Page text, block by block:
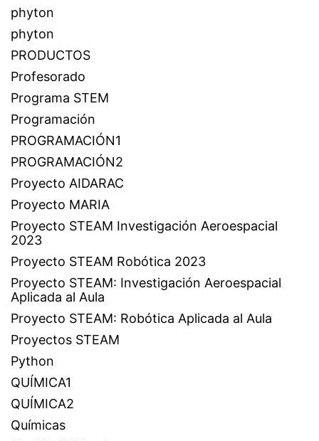
phyton
phyton
PRODUCTOS
Profesorado
Programa STEM
Programación
PROGRAMACIÓN1
PROGRAMACIÓN2
Proyecto AIDARAC
Proyecto MARIA
Proyecto STEAM Investigación Aeroespacial
2023
Proyecto STEAM Robótica 2023
Proyecto STEAM: Investigación Aeroespacial
Aplicada al Aula
Proyecto STEAM: Robótica Aplicada al Aula
Proyectos STEAM
Python
QUÍMICA1
QUÍMICA2
Químicas